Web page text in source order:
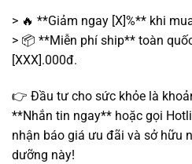
> 🔥 **Giảm ngay [X]%** khi
> 📦 **Miễn phí ship** toàn
[XXX].000đ.
👉 Đầu tư cho sức khỏe là
**Nhắn tin ngay** hoặc gọi
nhận báo giá ưu đãi và sở hữu
dưỡng này!